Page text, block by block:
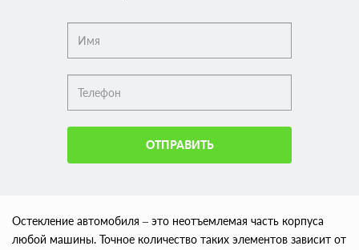
ОТПРАВИТЬ
Остекление автомобиля – это неотъемлемая часть корпуса
любой машины. Точное количество таких элементов зависит от